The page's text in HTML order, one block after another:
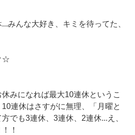
みんな大好き、キミを待ってた、
☆
みになれば最大10連休というこ
連休はさすがに無理、「月曜と
でも3連休、3連休、2連休...え、
！